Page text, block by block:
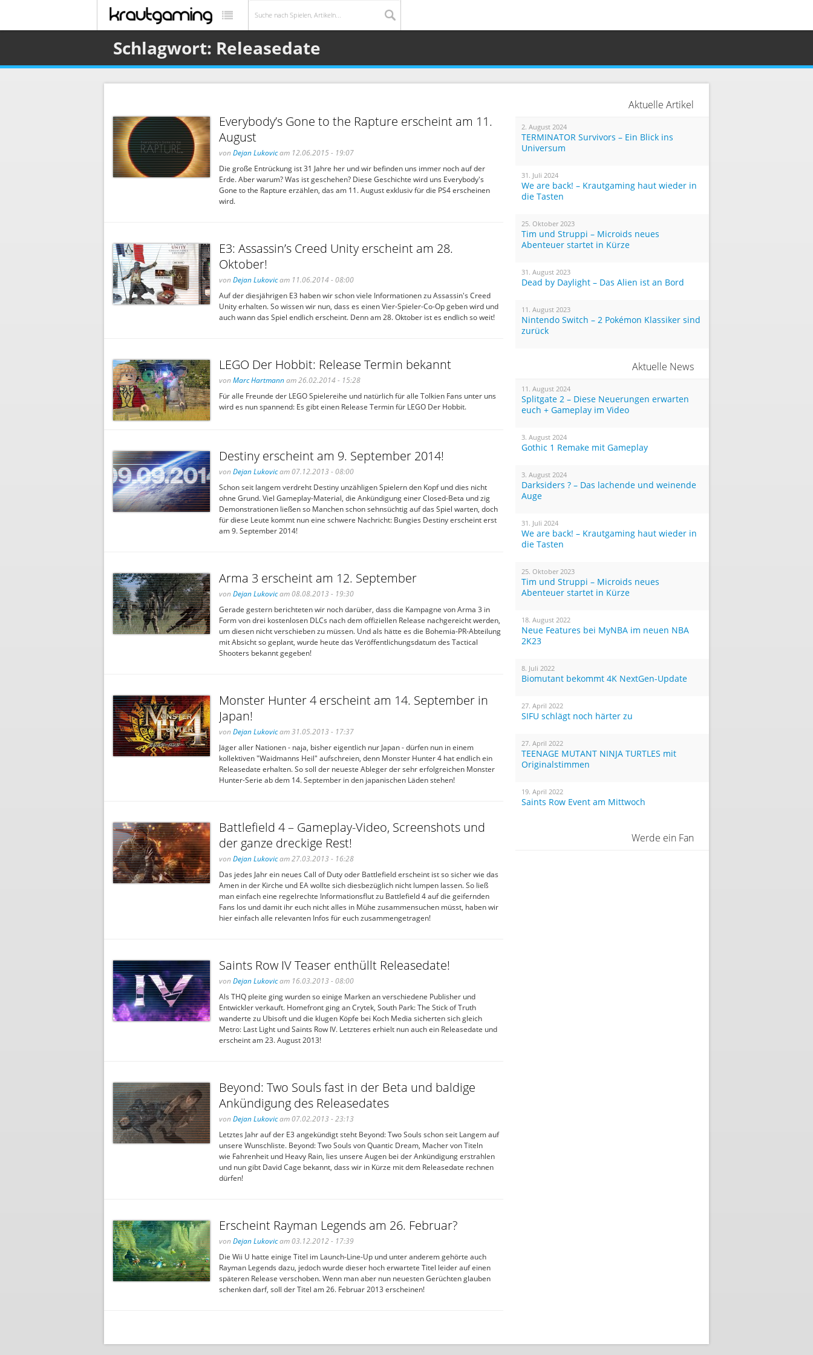
Schlagwort: Releasedate
Everybody’s Gone to the Rapture erscheint am 11.
August
von Dejan Lukovicam 12.06.2015 - 19:07
Die große Entrückung ist 31 Jahre her und wir befinden uns immer noch auf der
Erde. Aber warum? Was ist geschehen? Diese Geschichte wird uns Everybody's
Gone to the Rapture erzählen, das am 11. August exklusiv für die PS4 erscheinen
wird.
E3: Assassin’s Creed Unity erscheint am 28.
Oktober!
von Dejan Lukovicam 11.06.2014 - 08:00
Auf der diesjährigen E3 haben wir schon viele Informationen zu Assassin's Creed
Unity erhalten. So wissen wir nun, dass es einen Vier-Spieler-Co-Op geben wird und
auch wann das Spiel endlich erscheint. Denn am 28. Oktober ist es endlich so weit!
LEGO Der Hobbit: Release Termin bekannt
von Marc Hartmannam 26.02.2014 - 15:28
Für alle Freunde der LEGO Spielereihe und natürlich für alle Tolkien Fans unter uns
wird es nun spannend: Es gibt einen Release Termin für LEGO Der Hobbit.
Destiny erscheint am 9. September 2014!
von Dejan Lukovicam 07.12.2013 - 08:00
Schon seit langem verdreht Destiny unzähligen Spielern den Kopf und dies nicht
ohne Grund. Viel Gameplay-Material, die Ankündigung einer Closed-Beta und zig
Demonstrationen ließen so Manchen schon sehnsüchtig auf das Spiel warten, doch
für diese Leute kommt nun eine schwere Nachricht: Bungies Destiny erscheint erst
am 9. September 2014!
Arma 3 erscheint am 12. September
von Dejan Lukovicam 08.08.2013 - 19:30
Gerade gestern berichteten wir noch darüber, dass die Kampagne von Arma 3 in
Form von drei kostenlosen DLCs nach dem offiziellen Release nachgereicht werden,
um diesen nicht verschieben zu müssen. Und als hätte es die Bohemia-PR-Abteilung
mit Absicht so geplant, wurde heute das Veröffentlichungsdatum des Tactical
Shooters bekannt gegeben!
Monster Hunter 4 erscheint am 14. September in
Japan!
von Dejan Lukovicam 31.05.2013 - 17:37
Jäger aller Nationen - naja, bisher eigentlich nur Japan - dürfen nun in einem
kollektiven "Waidmanns Heil" aufschreien, denn Monster Hunter 4 hat endlich ein
Releasedate erhalten. So soll der neueste Ableger der sehr erfolgreichen Monster
Hunter-Serie ab dem 14. September in den japanischen Läden stehen!
Battlefield 4 – Gameplay-Video, Screenshots und
der ganze dreckige Rest!
von Dejan Lukovicam 27.03.2013 - 16:28
Das jedes Jahr ein neues Call of Duty oder Battlefield erscheint ist so sicher wie das
Amen in der Kirche und EA wollte sich diesbezüglich nicht lumpen lassen. So ließ
man einfach eine regelrechte Informationsflut zu Battlefield 4 auf die geifernden
Fans los und damit ihr euch nicht alles in Mühe zusammensuchen müsst, haben wir
hier einfach alle relevanten Infos für euch zusammengetragen!
Saints Row IV Teaser enthüllt Releasedate!
von Dejan Lukovicam 16.03.2013 - 08:00
Als THQ pleite ging wurden so einige Marken an verschiedene Publisher und
Entwickler verkauft. Homefront ging an Crytek, South Park: The Stick of Truth
wanderte zu Ubisoft und die klugen Köpfe bei Koch Media sicherten sich gleich
Metro: Last Light und Saints Row IV. Letzteres erhielt nun auch ein Releasedate und
erscheint am 23. August 2013!
Beyond: Two Souls fast in der Beta und baldige
Ankündigung des Releasedates
von Dejan Lukovicam 07.02.2013 - 23:13
Letztes Jahr auf der E3 angekündigt steht Beyond: Two Souls schon seit Langem auf
unsere Wunschliste. Beyond: Two Souls von Quantic Dream, Macher von Titeln
wie Fahrenheit und Heavy Rain, lies unsere Augen bei der Ankündigung erstrahlen
und nun gibt David Cage bekannt, dass wir in Kürze mit dem Releasedate rechnen
dürfen!
Erscheint Rayman Legends am 26. Februar?
von Dejan Lukovicam 03.12.2012 - 17:39
Die Wii U hatte einige Titel im Launch-Line-Up und unter anderem gehörte auch
Rayman Legends dazu, jedoch wurde dieser hoch erwartete Titel leider auf einen
späteren Release verschoben. Wenn man aber nun neuesten Gerüchten glauben
schenken darf, soll der Titel am 26. Februar 2013 erscheinen!
Aktuelle Artikel
2. August 2024
TERMINATOR Survivors – Ein Blick ins
Universum
31. Juli 2024
We are back! – Krautgaming haut wieder in
die Tasten
25. Oktober 2023
Tim und Struppi – Microids neues
Abenteuer startet in Kürze
31. August 2023
Dead by Daylight – Das Alien ist an Bord
11. August 2023
Nintendo Switch – 2 Pokémon Klassiker sind
zurück
Aktuelle News
11. August 2024
Splitgate 2 – Diese Neuerungen erwarten
euch + Gameplay im Video
3. August 2024
Gothic 1 Remake mit Gameplay
3. August 2024
Darksiders ? – Das lachende und weinende
Auge
31. Juli 2024
We are back! – Krautgaming haut wieder in
die Tasten
25. Oktober 2023
Tim und Struppi – Microids neues
Abenteuer startet in Kürze
18. August 2022
Neue Features bei MyNBA im neuen NBA
2K23
8. Juli 2022
Biomutant bekommt 4K NextGen-Update
27. April 2022
SIFU schlägt noch härter zu
27. April 2022
TEENAGE MUTANT NINJA TURTLES mit
Originalstimmen
19. April 2022
Saints Row Event am Mittwoch
Werde ein Fan